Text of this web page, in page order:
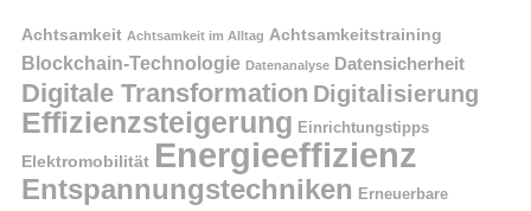
Achtsamkeit Achtsamkeit im Alltag Achtsamkeitstraining
Blockchain-Technologie Datenanalyse Datensicherheit
Digitale Transformation Digitalisierung
Effizienzsteigerung Einrichtungstipps
Elektromobilität Energieeffizienz
Entspannungstechniken Erneuerbare